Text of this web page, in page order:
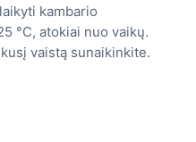
kambario
°C, atokiai nuo vaikų.
vaistą sunaikinkite.